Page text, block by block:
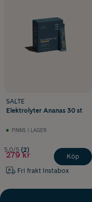
SALTE
Elektrolyter Ananas 30 st
FINNS I LAGER
5.0/5 (2)
279 kr
Fri frakt Instabox
Köp